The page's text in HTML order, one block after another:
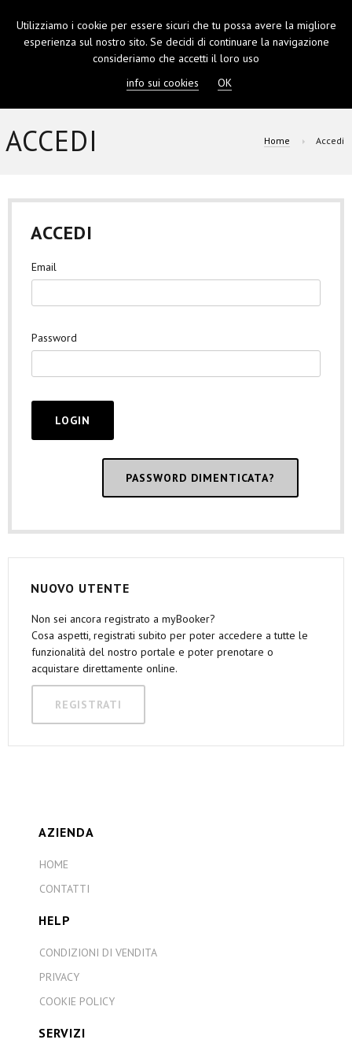
ACCEDI Home Accedi
ACCEDI
Email
Password
PASSWORD DIMENTICATA?
NUOVO UTENTE
Non sei ancora registrato a myBooker?
Cosa aspetti, registrati subito per poter accedere a tutte le
funzionalità del nostro portale e poter prenotare o
acquistare direttamente online.
REGISTRATI
AZIENDA
HOME
CONTATTI
HELP
CONDIZIONI DI VENDITA
PRIVACY
COOKIE POLICY
SERVIZI
Utilizziamo i cookie per essere sicuri che tu possa avere la migliore
esperienza sul nostro sito. Se decidi di continuare la navigazione
consideriamo che accetti il loro uso
info sui cookies
OK